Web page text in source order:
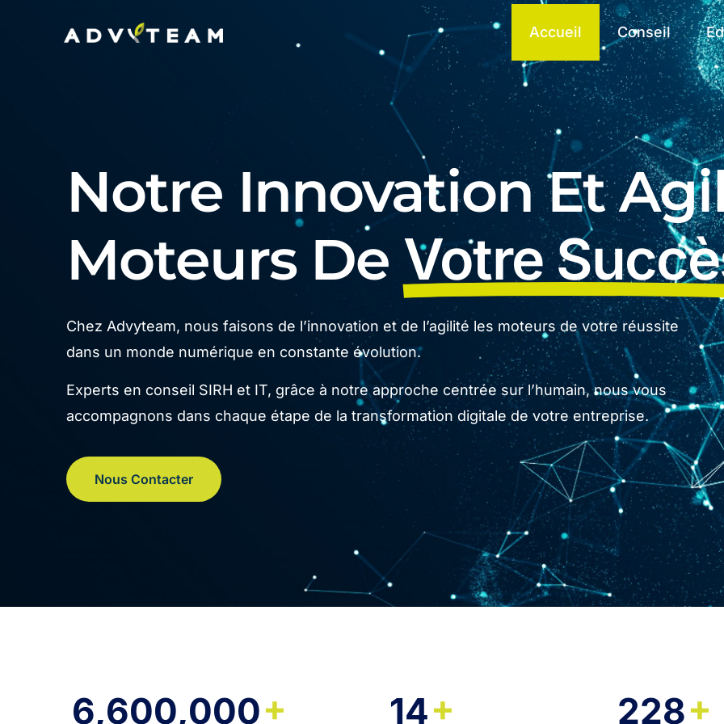
Accueil Conseil
Notre Innovation Et
Moteurs De Votre
Chez Advyteam, nous faisons de l’innovation et de l’agilité les moteurs de votre réussite
dans un monde numérique en constante évolution.
Experts en conseil SIRH et IT, grâce à notre approche centrée sur l’humain, nous vous
accompagnons dans chaque étape de la transformation digitale de votre entreprise.
Nous Contacter
6,600,000+ 14+ 228+